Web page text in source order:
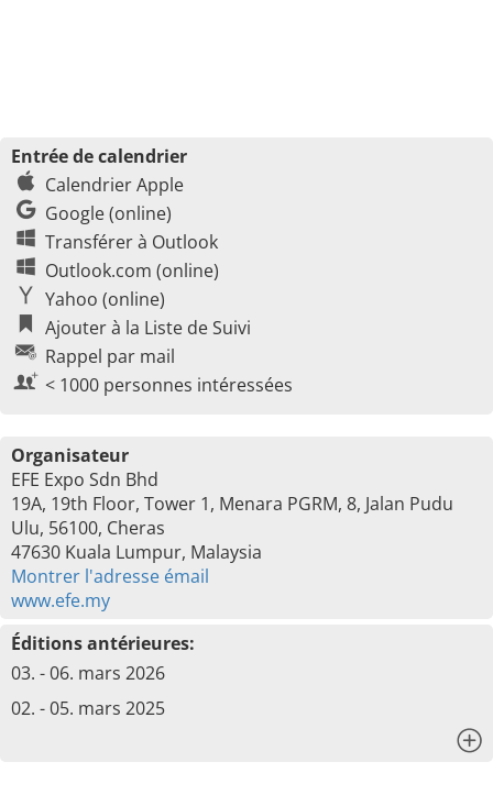
Entrée de calendrier
Calendrier Apple
Google (online)
Transférer à Outlook
Outlook.com (online)
Yahoo (online)
Ajouter à la Liste de Suivi
Rappel par mail
< 1000 personnes intéressées
Organisateur
EFE Expo Sdn Bhd
19A, 19th Floor, Tower 1, Menara PGRM, 8, Jalan Pudu
Ulu, 56100, Cheras
47630 Kuala Lumpur, Malaysia
Montrer l'adresse émail
www.efe.my
Éditions antérieures:
03. - 06. mars 2026
02. - 05. mars 2025